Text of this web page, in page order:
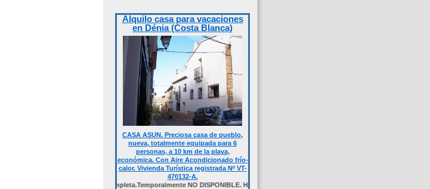
Alquilo casa para vacaciones
en Dénia (Costa Blanca)
CASA ASUN. Preciosa casa de pueblo,
nueva, totalmente equipada para 6
personas, a 10 km de la playa,
económica. Con Aire Acondicionado frío-
calor. Vivienda Turística registrada Nº VT-
470132-A.
Desde 700 € quincena casa completa.Temporalmente NO DISPONIBLE. Haga click sobre la foto.